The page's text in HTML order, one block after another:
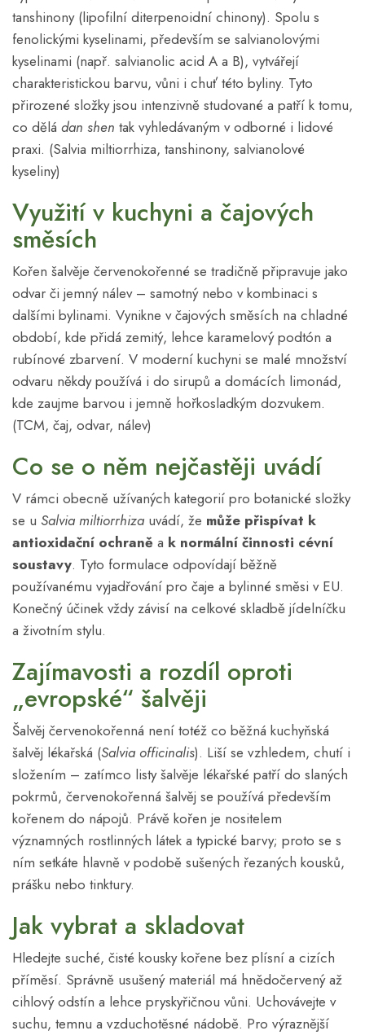
tanshinony (lipofilní diterpenoidní chinony). Spolu s
fenolickými kyselinami, především se salvianolovými
kyselinami (např. salvianolic acid A a B), vytvářejí
charakteristickou barvu, vůni i chuť této byliny. Tyto
přirozené složky jsou intenzivně studované a patří k tomu,
co dělá dan shen tak vyhledávaným v odborné i lidové
praxi. (Salvia miltiorrhiza, tanshinony, salvianolové
kyseliny)
Využití v kuchyni a čajových
směsích
Kořen šalvěje červenokořenné se tradičně připravuje jako
odvar či jemný nálev – samotný nebo v kombinaci s
dalšími bylinami. Vynikne v čajových směsích na chladné
období, kde přidá zemitý, lehce karamelový podtón a
rubínové zbarvení. V moderní kuchyni se malé množství
odvaru někdy používá i do sirupů a domácích limonád,
kde zaujme barvou i jemně hořkosladkým dozvukem.
(TCM, čaj, odvar, nálev)
Co se o něm nejčastěji uvádí
V rámci obecně užívaných kategorií pro botanické složky
se u Salvia miltiorrhiza uvádí, že může přispívat k
antioxidační ochraně a k normální činnosti cévní
soustavy. Tyto formulace odpovídají běžně
používanému vyjadřování pro čaje a bylinné směsi v EU.
Konečný účinek vždy závisí na celkové skladbě jídelníčku
a životním stylu.
Zajímavosti a rozdíl oproti
„evropské“ šalvěji
Šalvěj červenokořenná není totéž co běžná kuchyňská
šalvěj lékařská (Salvia officinalis). Liší se vzhledem, chutí i
složením – zatímco listy šalvěje lékařské patří do slaných
pokrmů, červenokořenná šalvěj se používá především
kořenem do nápojů. Právě kořen je nositelem
významných rostlinných látek a typické barvy; proto se s
ním setkáte hlavně v podobě sušených řezaných kousků,
prášku nebo tinktury.
Jak vybrat a skladovat
Hledejte suché, čisté kousky kořene bez plísní a cizích
příměsí. Správně usušený materiál má hnědočervený až
cihlový odstín a lehce pryskyřičnou vůni. Uchovávejte v
suchu, temnu a vzduchotěsné nádobě. Pro výraznější